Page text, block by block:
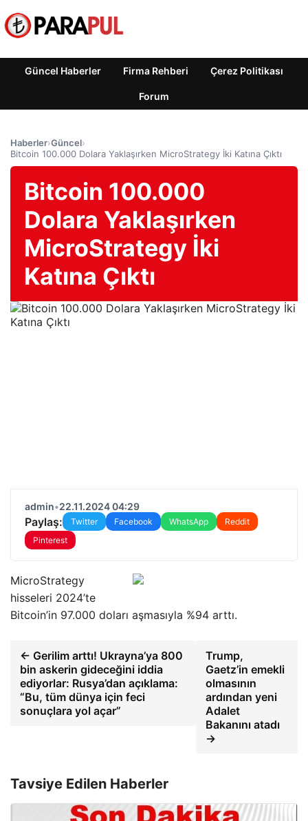
Güncel Haberler Firma Rehberi Çerez Politikası
Forum
Haberler›Güncel›
Bitcoin 100.000 Dolara Yaklaşırken MicroStrategy İki Katına Çıktı
Bitcoin 100.000
Dolara Yaklaşırken
MicroStrategy İki
Katına Çıktı
admin•22.11.2024 04:29
Paylaş: Twitter Facebook WhatsApp
Reddit
Pinterest
MicroStrategy
hisseleri 2024’te
Bitcoin’in 97.000 doları aşmasıyla %94 arttı.
← Gerilim arttı! Ukrayna’ya 800
bin askerin gideceğini iddia
ediyorlar: Rusya’dan açıklama:
“Bu, tüm dünya için feci
sonuçlara yol açar”
Trump,
Gaetz’in emekli
olmasının
ardından yeni
Adalet
Bakanını atadı
→
Tavsiye Edilen Haberler